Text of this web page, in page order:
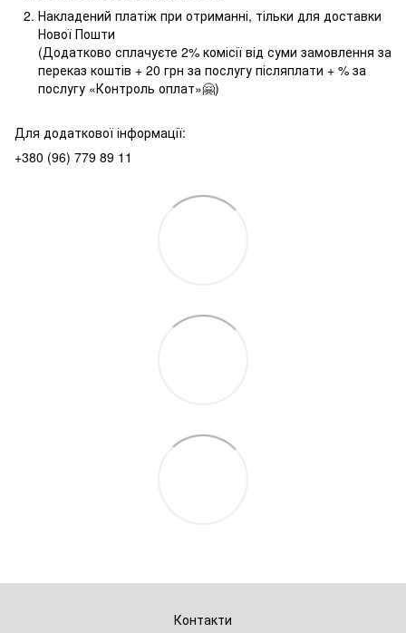
Накладений платіж при отриманні, тільки для доставки
Нової Пошти
(Додатково сплачуєте 2% комісії від суми замовлення за
переказ коштів + 20 грн за послугу післяплати + % за
послугу «Контроль оплат»🤗)
Для додаткової інформації:
+380 (96) 779 89 11
Контакти